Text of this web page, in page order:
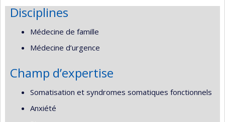
Disciplines
Médecine de famille
Médecine d’urgence
Champ d’expertise
Somatisation et syndromes somatiques fonctionnels
Anxiété